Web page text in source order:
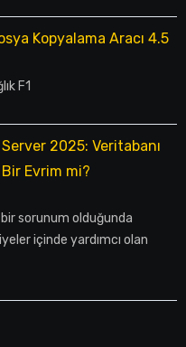
Kopyalama Aracı 4.5
F1
Server 2025: Veritabanı
Evrim mi?
sorunum olduğunda
içinde yardımcı olan